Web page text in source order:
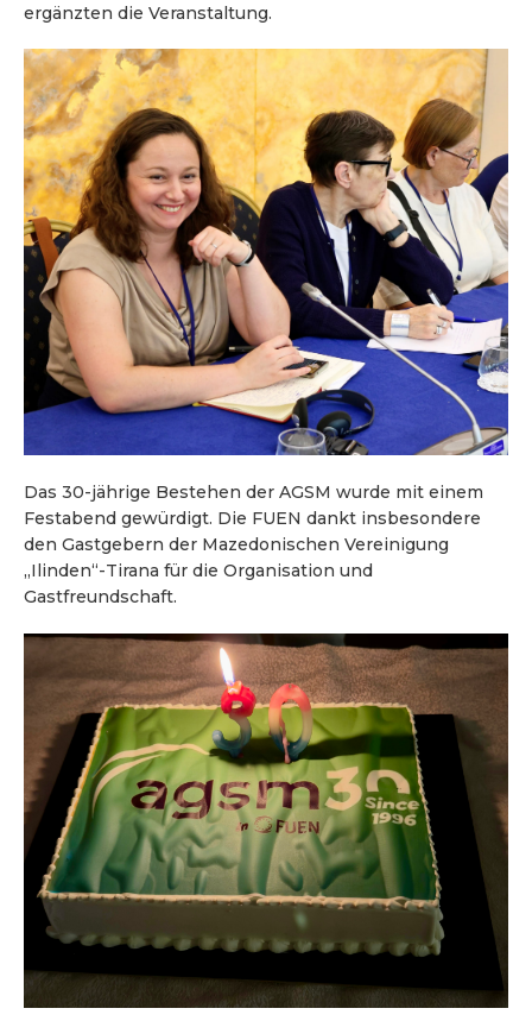
ergänzten die Veranstaltung.
Das 30-jährige Bestehen der AGSM wurde mit einem
Festabend gewürdigt. Die FUEN dankt insbesondere
den Gastgebern der Mazedonischen Vereinigung
„Ilinden“-Tirana für die Organisation und
Gastfreundschaft.